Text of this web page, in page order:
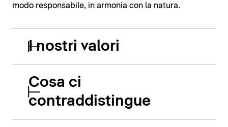
modo responsabile, in armonia con la natura.
I nostri valori
Cosa ci
contraddistingue